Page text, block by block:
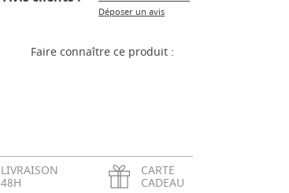
Déposer un avis
Faire connaître ce produit :
LIVRAISON
48H
CARTE
CADEAU